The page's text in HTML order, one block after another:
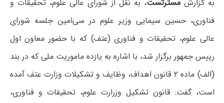
به گزارشمسترتست، به نقل از شورای عالی علوم، تحقیقات و
فناوری، حسین سیمایی وزیر علوم در سی‌امین جلسه شورای
عالی علوم، تحقیقات و فناوری (عتف) که با حضور معاون اول
رییس جمهور برگزار شد، با اشاره به یازده ماموریت ملی که در بند
(الف) ماده ۲ قانون اهداف، وظایف و تشکیلات وزارت عتف آمده
است، گفت: قانون تشکیل وزرارت علوم، تحقیقات و فناوری،